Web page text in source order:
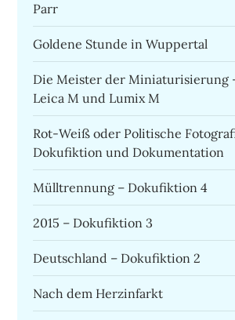
Parr
Goldene Stunde in Wuppertal
Die Meister der Miniaturisierung
Leica M und Lumix M
Rot-Weiß oder Politische
Dokufiktion und Dokumentation
Mülltrennung – Dokufiktion 4
2015 – Dokufiktion 3
Deutschland – Dokufiktion 2
Nach dem Herzinfarkt